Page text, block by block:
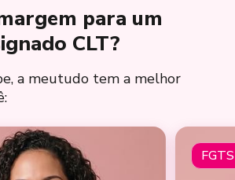
para um
CLT?
a meutudo tem a melhor
FGTS